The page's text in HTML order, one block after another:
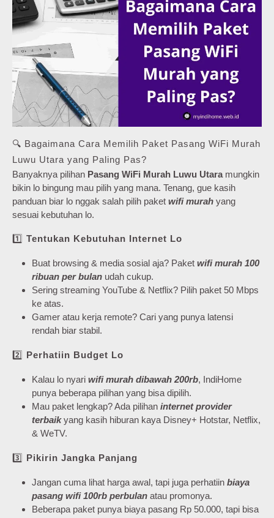
🔍 Bagaimana Cara Memilih Paket Pasang WiFi Murah
Luwu Utara yang Paling Pas?
Banyaknya pilihan Pasang WiFi Murah Luwu Utaramungkin
bikin lo bingung mau pilih yang mana. Tenang, gue kasih
panduan biar lo nggak salah pilih paket wifi murah yang
sesuai kebutuhan lo.
1️⃣ Tentukan Kebutuhan Internet Lo
Buat browsing & media sosial aja? Paket wifi murah 100
ribuan per bulan udah cukup.
Sering streaming YouTube & Netflix? Pilih paket 50 Mbps
ke atas.
Gamer atau kerja remote? Cari yang punya latensi
rendah biar stabil.
2️⃣ Perhatiin Budget Lo
Kalau lo nyari wifi murah dibawah 200rb, IndiHome
punya beberapa pilihan yang bisa dipilih.
Mau paket lengkap? Ada pilihan internet provider
terbaikyang kasih hiburan kaya Disney+ Hotstar, Netflix,
& WeTV.
3️⃣ Pikirin Jangka Panjang
Jangan cuma lihat harga awal, tapi juga perhatiin biaya
pasang wifi 100rb perbulan atau promonya.
Beberapa paket punya biaya pasang Rp 50.000, tapi bisa